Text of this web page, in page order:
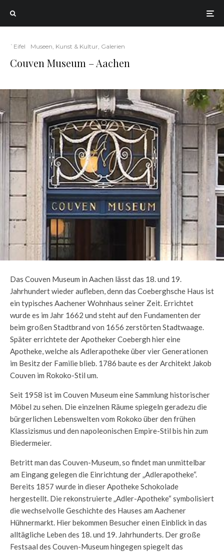
`Eifel Museen, Kunst & Kultur, Galerien
Couven Museum – Aachen
Das Couven Museum in Aachen lässt das 18. und 19.
Jahrhundert wieder aufleben, denn das Coeberghsche Haus ist
ein typisches Aachener Wohnhaus seiner Zeit. Errichtet
wurde es im Jahr 1662 und steht auf den Fundamenten der
beim großen Stadtbrand von 1656 zerstörten Stadtwaage.
Später errichtete der Apotheker Coebergh hier eine
Apotheke, welche als Adlerapotheke über vier Generationen
im Besitz der Familie blieb. 1786 baute es der Architekt Jakob
Couven im Rokoko-Stil um.
Seit 1958 ist im Couven Museum eine Sammlung historischer
Möbel zu sehen. Die einzelnen Räume spiegeln geradezu die
bürgerlichen Lebenswelten vom Rokoko über den frühen
Klassizismus und den napoleonischen Empire-Stil bis hin zum
Biedermeier.
Betritt man das Couven-Museum, so findet man unmittelbar
am Eingang gelegen die Einrichtung der „Adlerapotheke“.
Bereits 1857 wurde in dieser Apotheke Schokolade
hergestellt. Die rekonstruierte „Adler-Apotheke“ symbolisiert
die wechselvolle Geschichte des Hauses am Aachener
Hühnermarkt. Hier bekommen Besucher einen Einblick in das
alltägliche Leben des 18. und 19. Jahrhunderts. Der große
Festsaal des Couven-Museum hingegen spiegelt das